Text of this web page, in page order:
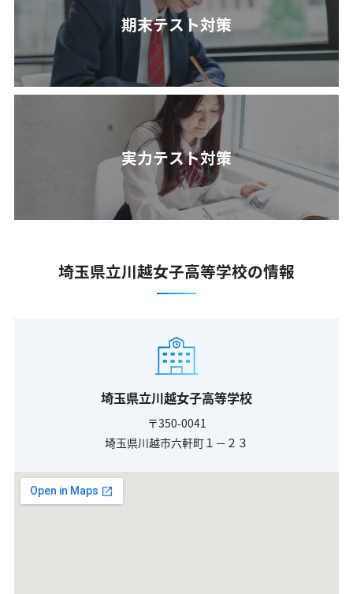
期末テスト対策
実力テスト対策
埼玉県立川越女子高等学校の情報
埼玉県立川越女子高等学校
〒350-0041
埼玉県川越市六軒町１－２３